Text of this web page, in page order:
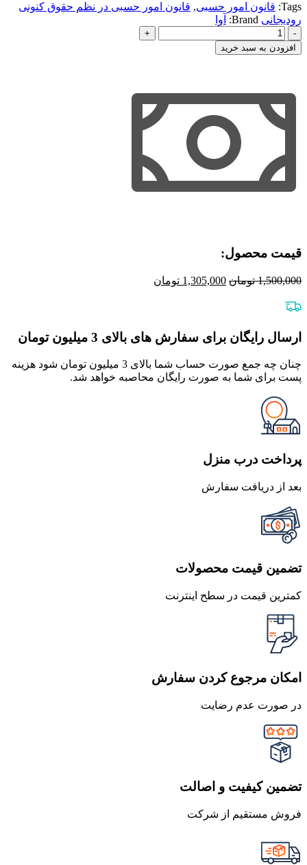
Tags: قانون امور حسبی, قانون امور حسبی در نظم حقوق کنونی
رودیجانی Brand:
آوا
قانون
امور
حسبی
حقوق
کنونی
رودیجانی
افزودن به سبد خرید
قیمت محصول:​
1,500,000 تومان قیمت
1,305,000 تومان
ارسال رایگان برای سفارش های بالای 3 میلیون تومان
چنان چه جمع صورت حساب شما بالای 3 میلیون تومان شود هزینه
پست برای شما به صورت رایگان محاصبه خواهد شد.
پرداخت درب منزل
بعد از دریافت سفارش
تضمین قیمت محصولات
کمترین قیمت در سطح اینترنت
امکان مرجوع کردن سفارش
در صورت عدم رضایت
تضمین کیفیت و اصالت
فروش مستقیم از شرکت